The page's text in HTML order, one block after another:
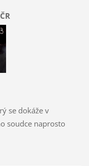
se dokáže v
soudce naprosto